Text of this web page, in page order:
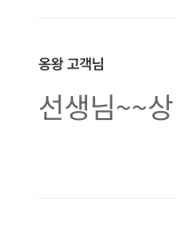
옹왕고객님
선생님~~